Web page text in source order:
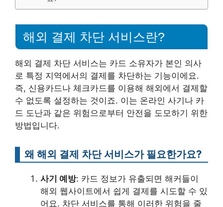
해외 결제 차단 서비스란?
해외 결제 차단 서비스는 카드 소유자가 본인 의사
로 특정 지역에서의 결제를 차단하는 기능이에요.
즉, 신용카드나 체크카드를 이용해 해외에서 결제할
수 없도록 설정하는 것이죠. 이는 온라인 사기나 카
드 도난과 같은 위험으로부터 안전을 도모하기 위한
방법입니다.
왜 해외 결제 차단 서비스가 필요한가요?
사기 예방: 카드 정보가 유출되면 해커들이
해외 웹사이트에서 쉽게 결제를 시도할 수 있
어요. 차단 서비스를 통해 이러한 위험을 줄